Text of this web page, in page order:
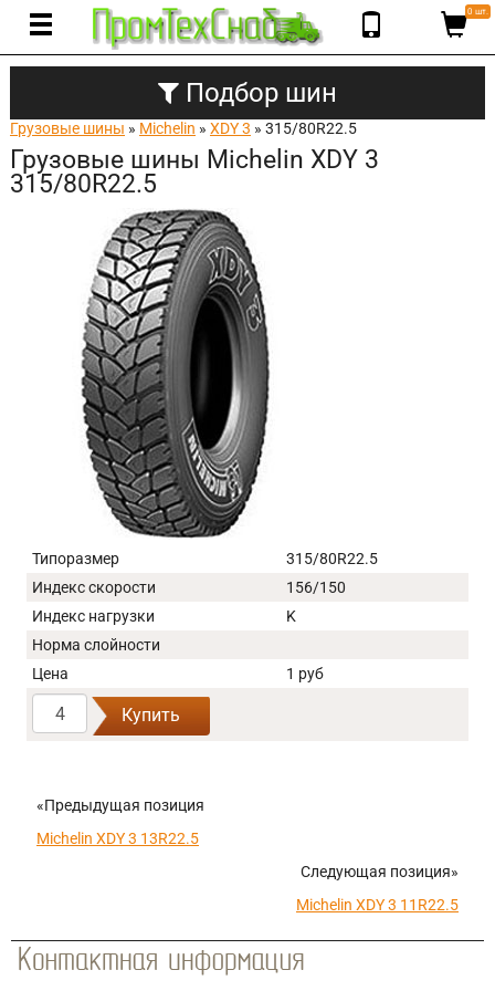
0 шт.
Подбор шин
Грузовые шины » Michelin » XDY 3 » 315/80R22.5
Грузовые шины Michelin XDY 3
315/80R22.5
Типоразмер
315/80R22.5
Индекс скорости
156/150
Индекс нагрузки
K
Норма слойности
Цена
1 руб
Купить
«Предыдущая позиция
Michelin XDY 3 13R22.5
Следующая позиция»
Michelin XDY 3 11R22.5